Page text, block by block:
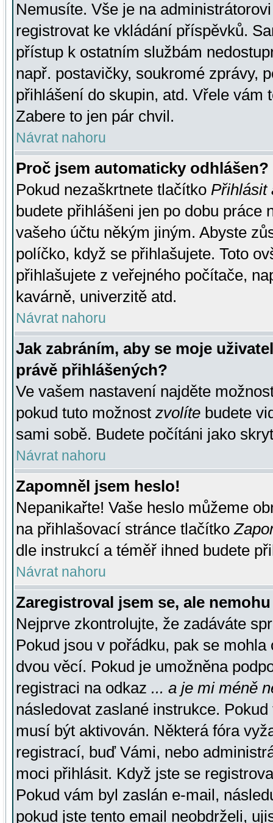
Nemusíte. Vše je na
registrovat ke vkládání příspěvků.
přístup k ostatním službám
např. postavičky, soukromé zprávy,
přihlášení do skupin, atd. Vřele vám
Zabere to jen pár chvil.
Návrat nahoru
Proč jsem automaticky odhlášen?
Pokud nezaškrtnete tlačítko Přihlásit
budete přihlášeni jen po dobu práce
vašeho účtu někým jiným. Abyste
políčko, když se přihlašujete. Toto
přihlašujete z veřejného počítače,
kavárně, univerzitě atd.
Návrat nahoru
Jak zabráním, aby se moje
právě přihlášených?
Ve vašem nastavení najděte
pokud tuto možnost zvolíte budete
sami sobě. Budete počítáni jako
Návrat nahoru
Zapomněl jsem heslo!
Nepanikařte! Vaše heslo můžeme
na přihlašovací stránce tlačítko
dle instrukcí a téměř ihned budete
Návrat nahoru
Zaregistroval jsem se, ale
Nejprve zkontrolujte, že zadáváte
Pokud jsou v pořádku, pak se
dvou věcí. Pokud je umožněna
registraci na odkaz ... a je mi méně
následovat zaslané instrukce.
musí být aktivován. Některá fóra
registrací, buď Vámi, nebo
moci přihlásit. Když jste se
Pokud vám byl zaslán e-mail,
pokud jste tento email neobdrželi,